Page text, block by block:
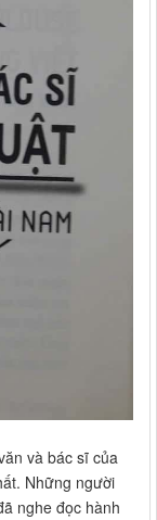
và bác sĩ của
Những người
nghe đọc hành